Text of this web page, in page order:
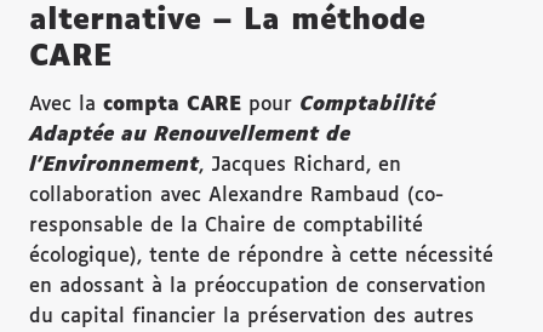
alternative – La méthode
CARE
Avec la compta CARE pour Comptabilité
Adaptée au Renouvellement de
l’Environnement, Jacques Richard, en
collaboration avec Alexandre Rambaud (co-
responsable de la Chaire de comptabilité
écologique), tente de répondre à cette nécessité
en adossant à la préoccupation de conservation
du capital financier la préservation des autres